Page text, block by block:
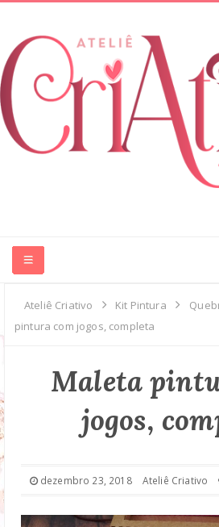
HOME
DROP DOWN
TECHNOLOGY
FASHION
DOWNLOAD
Ateliê Criativo Kit Pintura
pintura com jogos, completa
Maleta
jogos,
dezembro 23, 2018 Ateliê Criativo